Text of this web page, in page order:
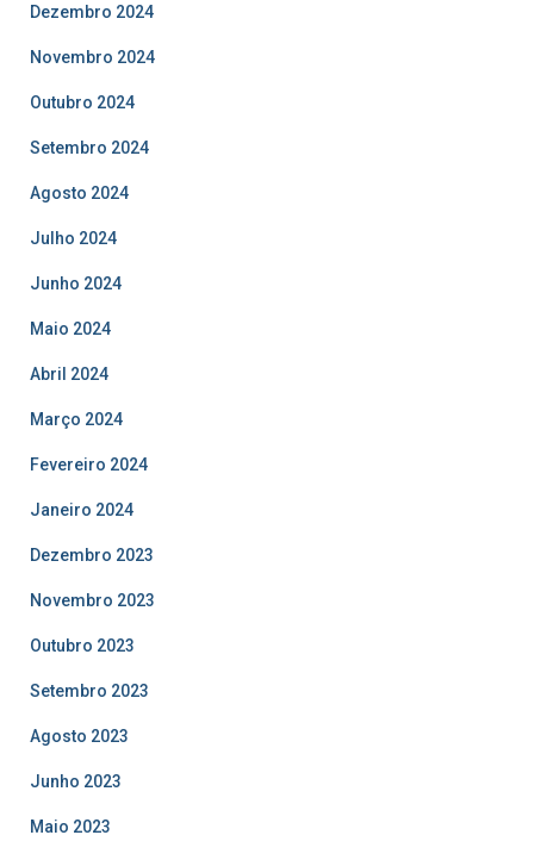
Dezembro 2024
Novembro 2024
Outubro 2024
Setembro 2024
Agosto 2024
Julho 2024
Junho 2024
Maio 2024
Abril 2024
Março 2024
Fevereiro 2024
Janeiro 2024
Dezembro 2023
Novembro 2023
Outubro 2023
Setembro 2023
Agosto 2023
Junho 2023
Maio 2023